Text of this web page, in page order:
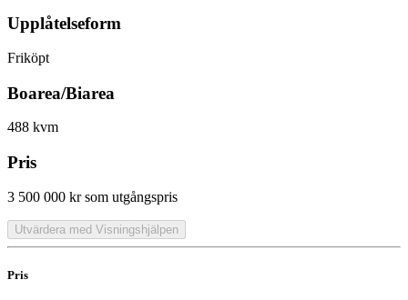
Upplåtelseform
Friköpt
Boarea/Biarea
488 kvm
Pris
3 500 000 kr som utgångspris
Utvärdera med Visningshjälpen
Pris